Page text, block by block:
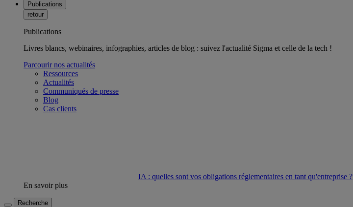
Publications
retour
Publications
Livres blancs, webinaires, infographies, articles de blog : suivez l'actualité Sigma et celle de la tech !
Parcourir nos actualités
Ressources
Actualités
Communiqués de presse
Blog
Cas clients
IA : quelles sont vos obligations réglementaires en tant qu'entreprise ?
En savoir plus
Recherche